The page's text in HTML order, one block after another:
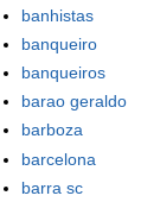
banhistas
banqueiro
banqueiros
barao geraldo
barboza
barcelona
barra sc